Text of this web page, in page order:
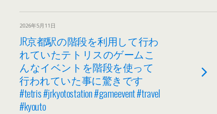
2026年5月11日
JR京都駅の階段を利用して行わ
れていたテトリスのゲームこ
んなイベントを階段を使って
行われていた事に驚きです️
#tetris #jrkyotostation #gameevent #travel
#kyouto